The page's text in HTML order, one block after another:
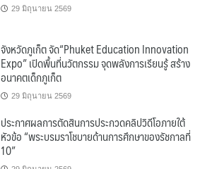
29 มิถุนายน 2569
จังหวัดภูเก็ต จัด“Phuket Education Innovation
Expo” เปิดพื้นที่นวัตกรรม จุดพลังการเรียนรู้ สร้าง
อนาคตเด็กภูเก็ต
29 มิถุนายน 2569
ประกาศผลการตัดสินการประกวดคลิปวิดีโอภายใต้
หัวข้อ “พระบรมราโชบายด้านการศึกษาของรัชกาลที่
10”